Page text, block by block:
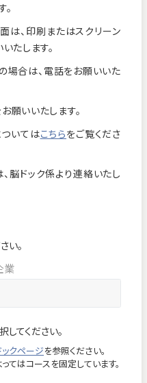
個人情報保護方針
は、印刷またはスクリーン
たします。
場合は、電話をお願いいた
願いいたします。
いてはこちらをご覧くださ
脳ドック係より連絡いたし
い。
業
てください。
ックページを参照ください。
はコースを固定しています。